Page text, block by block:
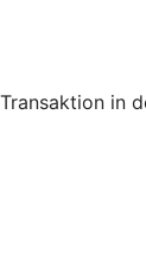
in